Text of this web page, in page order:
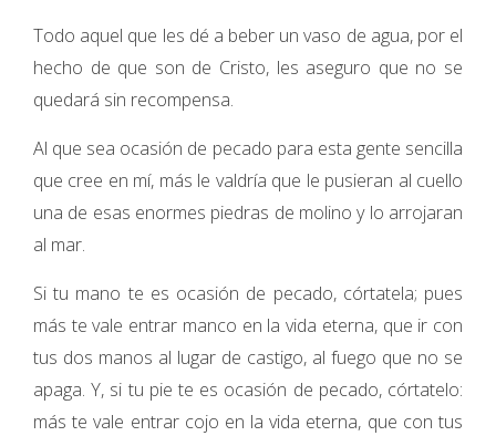
Todo aquel que les dé a beber un vaso de agua, por el
hecho de que son de Cristo, les aseguro que no se
quedará sin recompensa.
Al que sea ocasión de pecado para esta gente sencilla
que cree en mí, más le valdría que le pusieran al cuello
una de esas enormes piedras de molino y lo arrojaran
al mar.
Si tu mano te es ocasión de pecado, córtatela; pues
más te vale entrar manco en la vida eterna, que ir con
tus dos manos al lugar de castigo, al fuego que no se
apaga. Y, si tu pie te es ocasión de pecado, córtatelo:
más te vale entrar cojo en la vida eterna, que con tus